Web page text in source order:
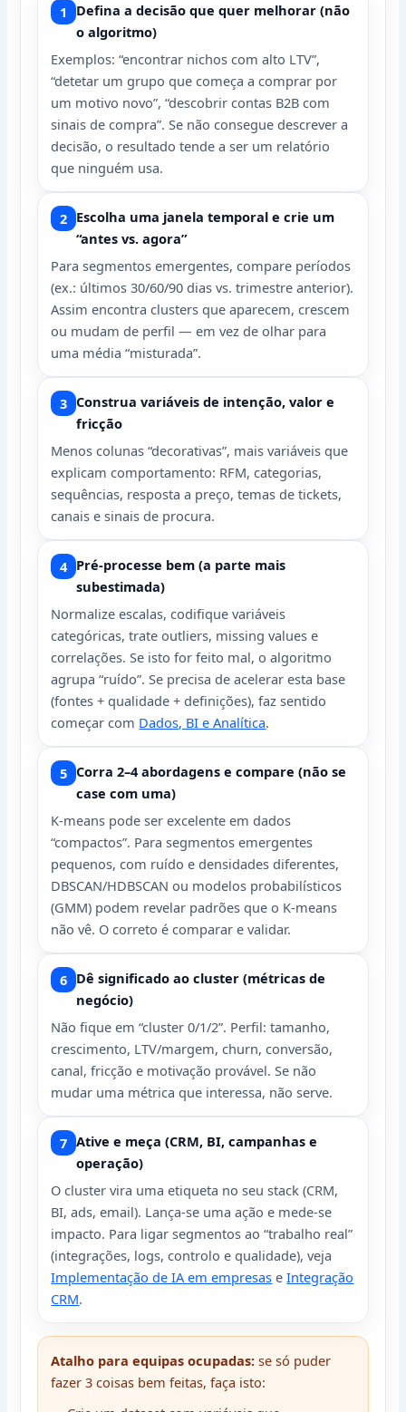
Defina a decisão que quer melhorar (não
o algoritmo)
Exemplos: “encontrar nichos com alto LTV”,
“detetar um grupo que começa a comprar por
um motivo novo”, “descobrir contas B2B com
sinais de compra”. Se não consegue descrever a
decisão, o resultado tende a ser um relatório
que ninguém usa.
Escolha uma janela temporal e crie um
“antes vs. agora”
Para segmentos emergentes, compare períodos
(ex.: últimos 30/60/90 dias vs. trimestre anterior).
Assim encontra clusters que aparecem, crescem
ou mudam de perfil — em vez de olhar para
uma média “misturada”.
Construa variáveis de intenção, valor e
fricção
Menos colunas “decorativas”, mais variáveis que
explicam comportamento: RFM, categorias,
sequências, resposta a preço, temas de tickets,
canais e sinais de procura.
Pré-processe bem (a parte mais
subestimada)
Normalize escalas, codifique variáveis
categóricas, trate outliers, missing values e
correlações. Se isto for feito mal, o algoritmo
agrupa “ruído”. Se precisa de acelerar esta base
(fontes + qualidade + definições), faz sentido
começar com Dados, BI e Analítica.
Corra 2–4 abordagens e compare (não se
case com uma)
K-means pode ser excelente em dados
“compactos”. Para segmentos emergentes
pequenos, com ruído e densidades diferentes,
DBSCAN/HDBSCAN ou modelos probabilísticos
(GMM) podem revelar padrões que o K-means
não vê. O correto é comparar e validar.
Dê significado ao cluster (métricas de
negócio)
Não fique em “cluster 0/1/2”. Perfil: tamanho,
crescimento, LTV/margem, churn, conversão,
canal, fricção e motivação provável. Se não
mudar uma métrica que interessa, não serve.
Ative e meça (CRM, BI, campanhas e
operação)
O cluster vira uma etiqueta no seu stack (CRM,
BI, ads, email). Lança-se uma ação e mede-se
impacto. Para ligar segmentos ao “trabalho real”
(integrações, logs, controlo e qualidade), veja
Implementação de IA em empresas eIntegração
CRM.
Atalho para equipas ocupadas: se só puder
fazer 3 coisas bem feitas, faça isto: